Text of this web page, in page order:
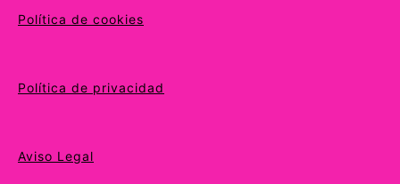
Política de cookies
Política de privacidad
Aviso Legal